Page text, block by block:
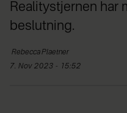
Realitystjernen har
beslutning.
RebeccaPlaetner
7. Nov 2023 - 15:52